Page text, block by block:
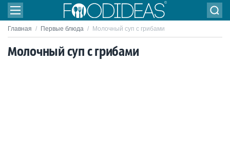
Главная / Первые блюда / Молочный суп с грибами
Молочный суп с грибами